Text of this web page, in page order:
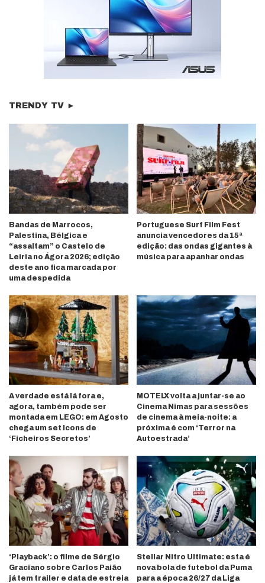
TRENDY TV ►
Bandas de Marrocos,
Palestina, Bélgica e
“assaltam” o Castelo de
Leiria no Ágora 2026; edição
deste ano fica marcada por
uma despedida
Portuguese Surf Film Fest
anuncia vencedores da 15ª
edição: das ondas gigantes à
música para apanhar ondas
A verdade está lá fora e,
agora, também pode ser
montada em LEGO: em Agosto
chega um set Icons de
‘Ficheiros Secretos’
MOTELX volta a juntar-se ao
Cinema Nimas para sessões
de cinema à meia-noite: a
próxima é com ‘Terror na
Autoestrada’
‘Playback’: o filme de Sérgio
Graciano sobre Carlos Paião
já tem trailer e data de estreia
Stellar Nitro Ultimate: esta é
nova bola de futebol da Puma
para a época 26/27 da Liga